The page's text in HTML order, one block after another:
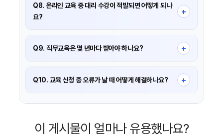
경비업체 제출용으로 사용 가능합니다.
Q8. 온라인 교육 중 대리 수강이 적발되면 어떻게 되나
요?
+
즉시 취소됩니다. 실명 인증 및 수강 모니터링이 적용됩니다.
Q9. 직무교육은 몇 년마다 받아야 하나요? +
Q10. 교육 신청 중 오류가 날 때 어떻게 해결하나요?
+
있습니다.
이 게시물이 얼마나 유용했나요?